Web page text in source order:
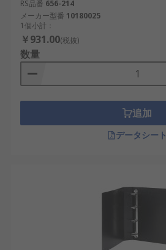
RS品番 656-214
メーカー型番 10180025
1個小計：
￥931.00(税抜)
数量
追加
データシート